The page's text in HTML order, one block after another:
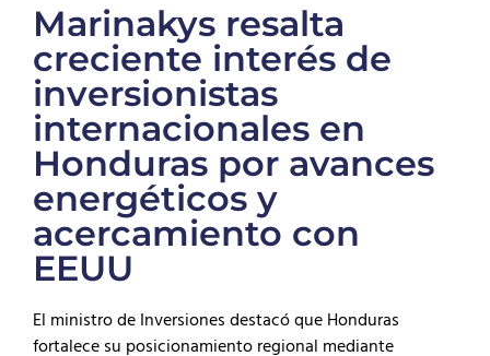
Marinakys resalta
creciente interés de
inversionistas
internacionales en
Honduras por avances
energéticos y
acercamiento con
EEUU
El ministro de Inversiones destacó que Honduras
fortalece su posicionamiento regional mediante